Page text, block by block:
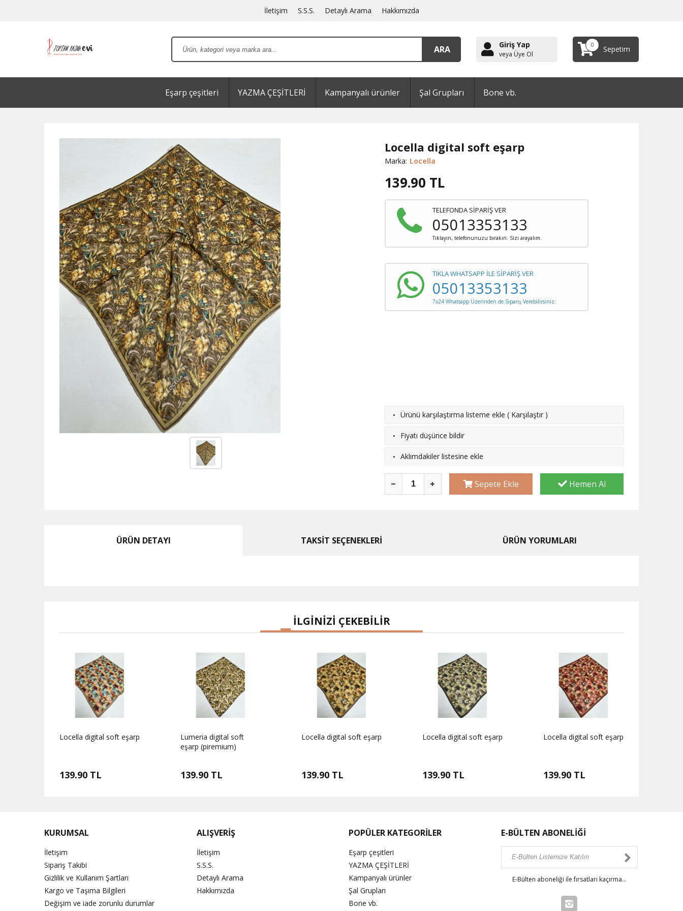
İletişim S.S.S. Detaylı Arama Hakkımızda
Giriş Yap
veya Üye Ol
0 Sepetim
Eşarp çeşitleri YAZMA ÇEŞİTLERİ Kampanyalı ürünler Şal Grupları Bone vb.
Locella digital soft eşarp
Marka: Locella
139.90 TL
TELEFONDA SİPARİŞ VER
05013353133
Tıklayın, telefonunuzu bırakın. Sizi arayalım.
TIKLA WHATSAPP İLE SİPARİŞ VER
05013353133
7x24 Whatsapp Üzerinden de Sipariş Verebilirsiniz.
· Ürünü karşılaştırma listeme ekle ( Karşılaştır )
· Fiyatı düşünce bildir
· Aklımdakiler listesine ekle
Sepete Ekle Hemen Al
ÜRÜN DETAYI TAKSİT SEÇENEKLERİ ÜRÜN YORUMLARI
İLGİNİZİ ÇEKEBİLİR
Locella digital soft eşarp
139.90 TL
Lumeria digital soft
eşarp (piremium)
139.90 TL
Locella digital soft eşarp
139.90 TL
Locella digital soft eşarp
139.90 TL
Locella digital soft eşarp
139.90 TL
KURUMSAL
İletişim
Sipariş Takibi
Gizlilik ve Kullanım Şartları
Kargo ve Taşıma Bilgileri
Değişim ve iade zorunlu durumlar
ALIŞVERİŞ
İletişim
S.S.S.
Detaylı Arama
Hakkımızda
POPÜLER KATEGORİLER
Eşarp çeşitleri
YAZMA ÇEŞİTLERİ
Kampanyalı ürünler
Şal Grupları
Bone vb.
E-BÜLTEN ABONELİĞİ
E-Bülten aboneliği ile fırsatları kaçırma...